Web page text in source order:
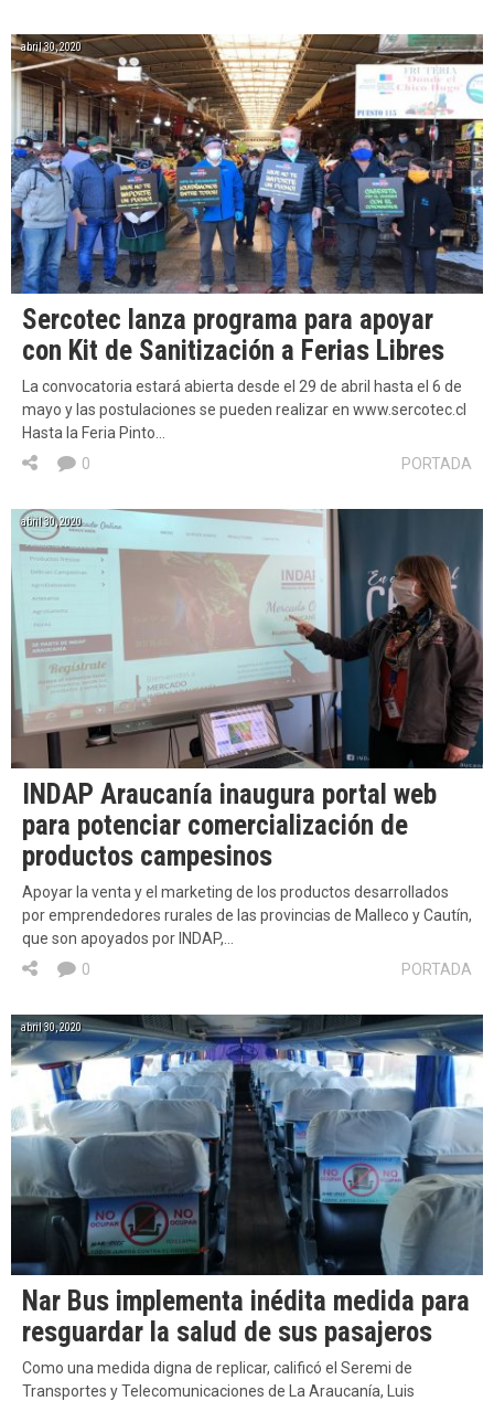
abril 30, 2020
Sercotec lanza programa para apoyar
con Kit de Sanitización a Ferias Libres
La convocatoria estará abierta desde el 29 de abril hasta el 6 de
mayo y las postulaciones se pueden realizar en www.sercotec.cl
Hasta la Feria Pinto…
PORTADA
0
abril 30, 2020
INDAP Araucanía inaugura portal web
para potenciar comercialización de
productos campesinos
Apoyar la venta y el marketing de los productos desarrollados
por emprendedores rurales de las provincias de Malleco y Cautín,
que son apoyados por INDAP,…
PORTADA
0
abril 30, 2020
Nar Bus implementa inédita medida para
resguardar la salud de sus pasajeros
Como una medida digna de replicar, calificó el Seremi de
Transportes y Telecomunicaciones de La Araucanía, Luis